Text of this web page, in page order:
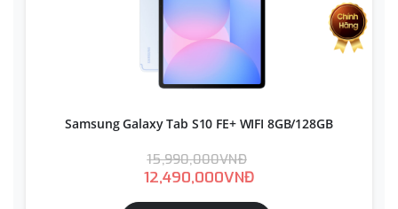
Samsung Galaxy Tab S10 FE+ WIFI 8GB/128GB
15,990,000VNĐ
12,490,000VNĐ